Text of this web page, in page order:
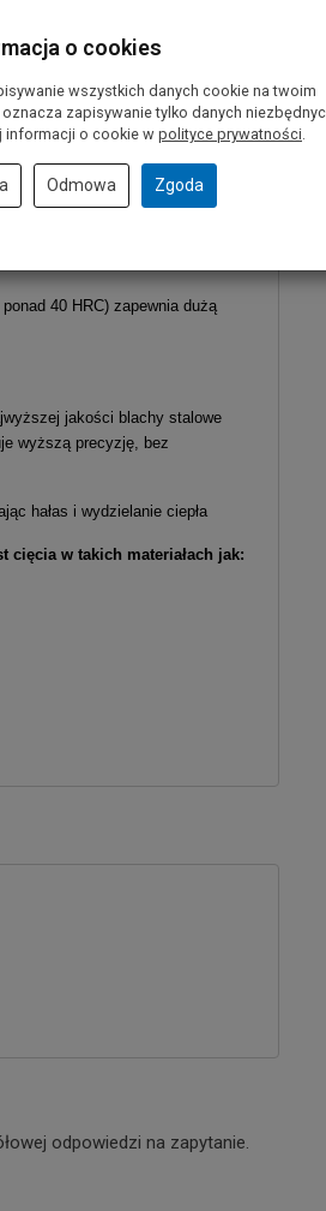
Wysokiej jakości, precyzyjnie
z trwałej, utwardzanej stali SK5
pilarskiej zmniejszają wibracje w
drewnie oraz płytach
nachylenia
40 HRC) zapewnia dużą
jakości blachy stalowe
wyższą precyzję, bez
hałas i wydzielanie ciepła
cięcia w takich materiałach jak:
odpowiedzi na zapytanie.
o cookies
wszystkich danych cookie na twoim
zapisywanie tylko danych
informacji o cookie w polityce prywatności
Odmowa Zgoda